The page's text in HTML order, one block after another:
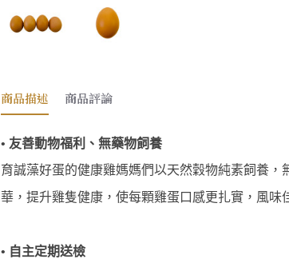
商品描述 商品評論
• 友善動物福利、無藥物飼養
育誠藻好蛋的健康雞媽媽們以天然穀物純素飼養
華，提升雞隻健康，使每顆雞蛋口感更扎實，風味
• 自主定期送檢